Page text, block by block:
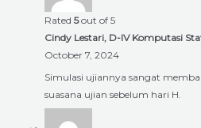
Rated 5out of 5
Cindy Lestari, D-IV Komputasi
October 7, 2024
Simulasi ujiannya sangat
suasana ujian sebelum hari H.